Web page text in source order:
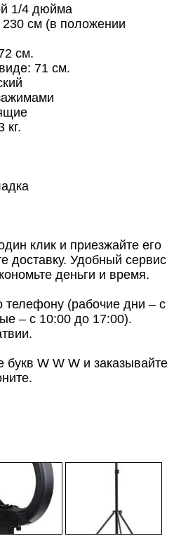
1/4 дюйма
см (в положении
см.
71 см.
кг.
клик и приезжайте его
доставку. Удобный сервис
деньги и время.
(рабочие дни – с
– с 10:00 до 17:00).
W W W и заказывайте